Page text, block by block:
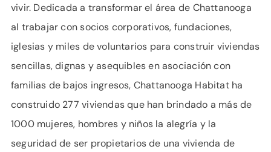
vivir. Dedicada a transformar el área de Chattanooga
al trabajar con socios corporativos, fundaciones,
iglesias y miles de voluntarios para construir viviendas
sencillas, dignas y asequibles en asociación con
familias de bajos ingresos, Chattanooga Habitat ha
construido 277 viviendas que han brindado a más de
1000 mujeres, hombres y niños la alegría y la
seguridad de ser propietarios de una vivienda de